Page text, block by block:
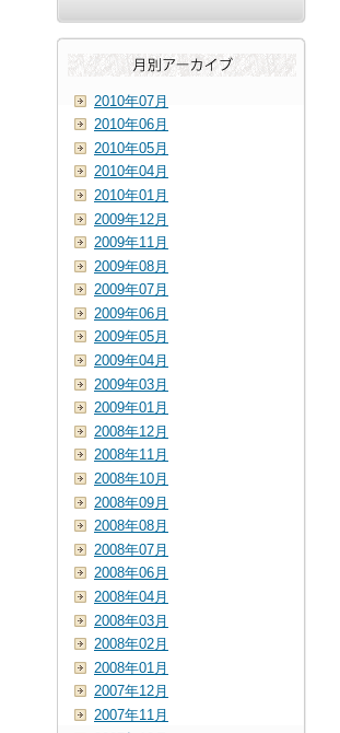
2010年07月
2010年06月
2010年05月
2010年04月
2010年01月
2009年12月
2009年11月
2009年08月
2009年07月
2009年06月
2009年05月
2009年04月
2009年03月
2009年01月
2008年12月
2008年11月
2008年10月
2008年09月
2008年08月
2008年07月
2008年06月
2008年04月
2008年03月
2008年02月
2008年01月
2007年12月
2007年11月